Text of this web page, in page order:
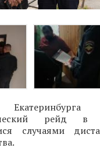
рейд
случаями